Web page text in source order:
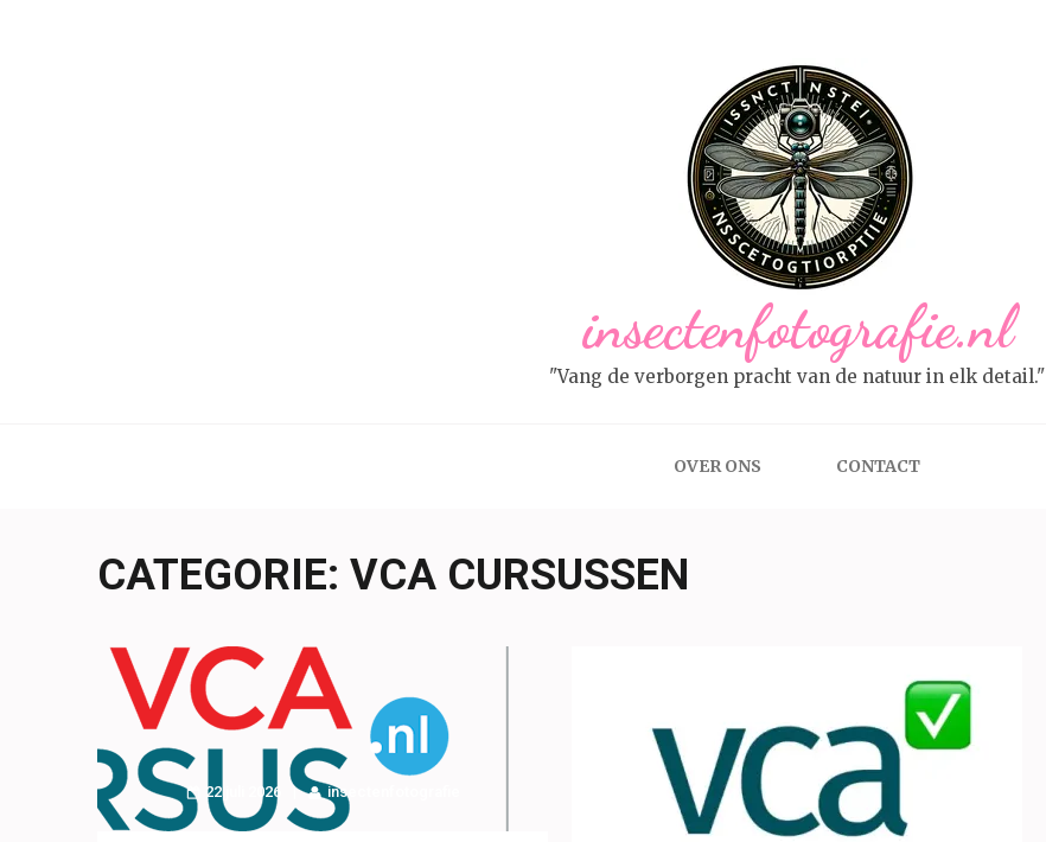
insectenfotografie.nl
"Vang de verborgen pracht van de natuur in elk detail."
OVER ONS CONTACT
CATEGORIE: VCA CURSUSSEN
22 juli 2026 insectenfotografie